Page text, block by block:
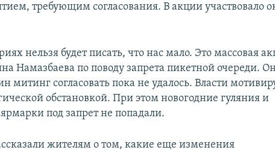
требующим согласования. В акции участвовало
нельзя будет писать, что нас мало. Это массовая
Намазбаева по поводу запрета пикетной очереди.
митинг согласовать пока не удалось. Власти
обстановкой. При этом новогодние гуляния и
под запрет не попадали.
жителям о том, какие еще изменения